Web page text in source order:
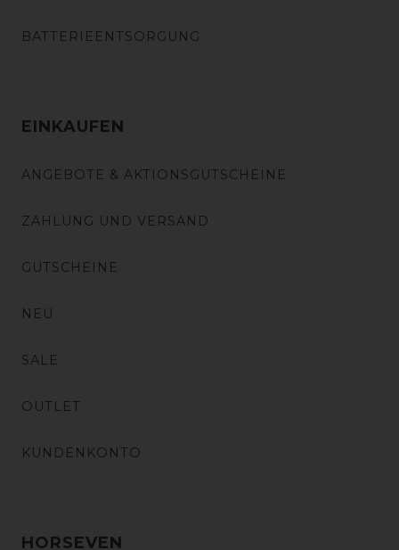
BATTERIEENTSORGUNG
EINKAUFEN
ANGEBOTE & AKTIONSGUTSCHEINE
ZAHLUNG UND VERSAND
GUTSCHEINE
NEU
SALE
OUTLET
KUNDENKONTO
HORSEVEN